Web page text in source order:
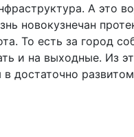
А это
новокузнечан
То есть за город
и на выходные. Из
достаточно